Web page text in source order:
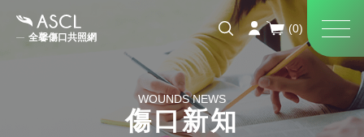
全馨傷口共照網
WOUNDS NEWS
傷口新知